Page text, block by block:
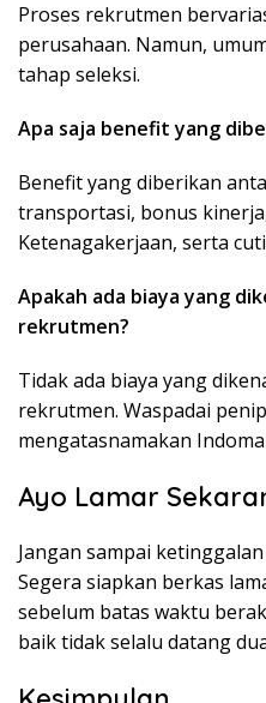
Proses rekrutmen
perusahaan. Namun,
tahap seleksi.
Apa saja benefit yang
Benefit yang diberikan
transportasi, bonus
Ketenagakerjaan, serta
Apakah ada biaya yang
rekrutmen?
Tidak ada biaya yang
rekrutmen. Waspadai
mengatasnamakan
Ayo Lamar
Jangan sampai
Segera siapkan berkas
sebelum batas waktu
baik tidak selalu datang